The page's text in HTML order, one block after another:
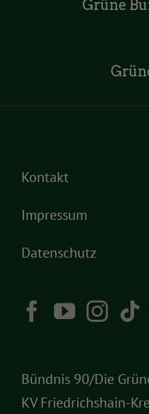
Grüne
Kontakt
Impressum
Datenschutz
Bündnis 90/Die
KV Friedrichshain-